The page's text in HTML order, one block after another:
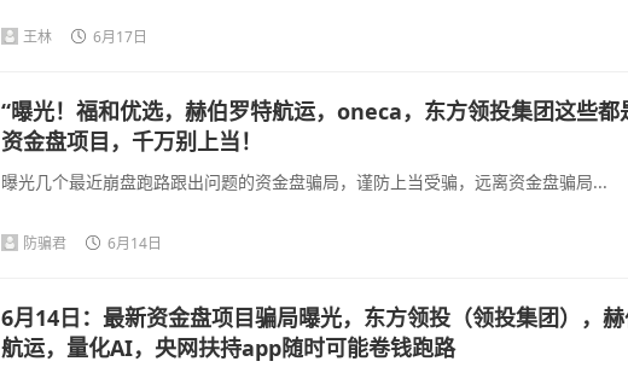
王林 6月17日
“曝光！福和优选，赫伯罗特航运，oneca，东方领投集团这些都
资金盘项目，千万别上当！
曝光几个最近崩盘跑路跟出问题的资金盘骗局，谨防上当受骗，远离资金盘骗局...
防骗君 6月14日
6月14日：最新资金盘项目骗局曝光，东方领投（领投集团），
航运，量化AI，央网扶持app随时可能卷钱跑路